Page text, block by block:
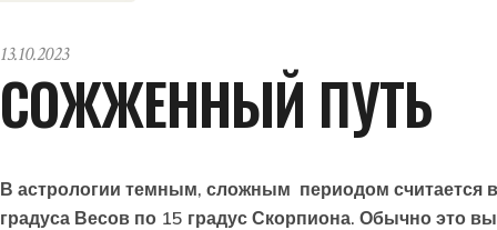
13.10.2023
СОЖЖЕННЫЙ ПУТЬ
В астрологии темным, сложным периодом считается
градуса Весов по 15 градус Скорпиона. Обычно это